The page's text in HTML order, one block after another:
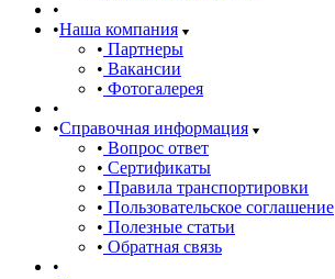
Наша компания
Партнеры
Вакансии
Фотогалерея
Справочная информация
Вопрос ответ
Сертификаты
Правила транспортировки
Пользовательское соглашение
Полезные статьи
Обратная связь